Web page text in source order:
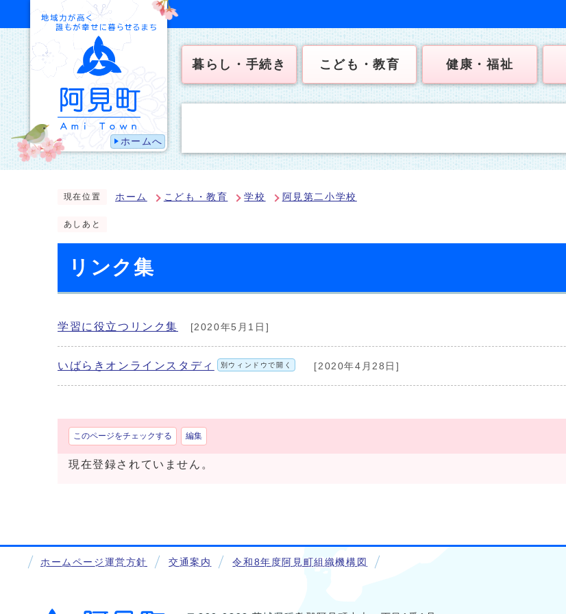
ホームへ
暮らし・手続き こども・教育 健康・福祉
現在位置 ホーム こども・教育 学校 阿見第二小学校
あしあと
リンク集
学習に役立つリンク集 [2020年5月1日]
いばらきオンラインスタディ 別ウィンドウで開く [2020年4月28日]
このページをチェックする 編集
現在登録されていません。
ホームページ運営方針 交通案内 令和8年度阿見町組織機構図